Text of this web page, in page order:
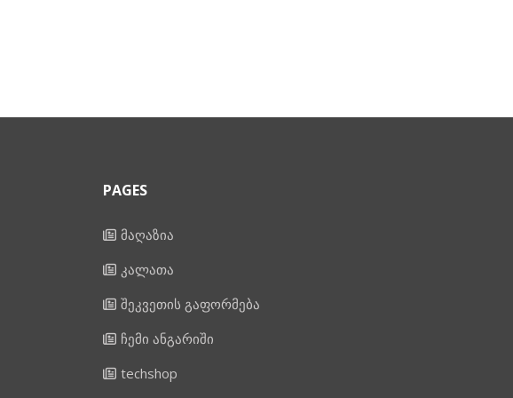
PAGES
მაღაზია
კალათა
შეკვეთის გაფორმება
ჩემი ანგარიში
techshop